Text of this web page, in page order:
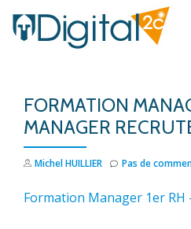
Aller
FORMATION
MANAGER
Michel HUILLIER Pas de
Formation Manager 1er